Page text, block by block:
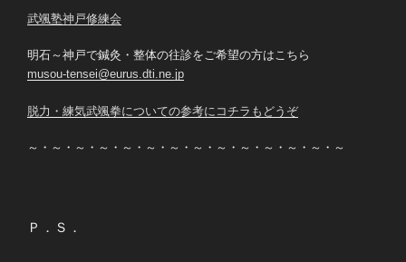
武颯塾神戸修練会
明石～神戸で鍼灸・整体の往診をご希望の方はこちら
musou-tensei@eurus.dti.ne.jp
脱力・練気武颯拳についての参考にコチラもどうぞ
～・～・～・～・～・～・～・～・～・～・～・～・～・～
Ｐ．Ｓ．